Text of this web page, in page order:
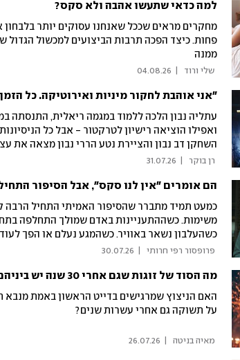
למה כדאי שתעשו אהבה ולא סקס?
מחקרים מראים שככל שאנחנו עסוקים יותר בלבחון
פחות. כיצד הפכה תרבות הביצועים למכשול הגדול
ממנה
שלי ורוד 04.08.26
"אני אוהבת לחקור מיניות ואירוטיקה. כל
עתליה נבון הלכה ללמוד במגמה ריאלית, התנסתה
ואפילו הוציאה רישיון לטרקטור - אבל כל
השחקן דב נבון והציירת נטע הררי נבון מצאה את
הבמאית הצעירה איך במשך שנים הסתירה את
רן בוקר 31.07.26
הם אומרים "אין לנו סקס", אבל הסיפור
כמעט תמיד מתברר שהסיפור האמיתי התחיל הרבה
משימות. כשההתעניינות באדם שמולך התחלפה
כשהעלבון נשאר באוויר. כשהמגע נעלם או הפך
מומחה בשיקום מיני בעקבות הסרט "ההזמנה"
פרופסור רפי חרותי 30.07.26
מה הסוד של זוגות שגם אחרי 30 שנה יש ביניהם כימיה מינית?
האם הניצוץ שמרגישים בדייט הראשון באמת מנבא
על תשוקה גם אחרי עשרות שנים?
מאיה בניטה 26.07.26